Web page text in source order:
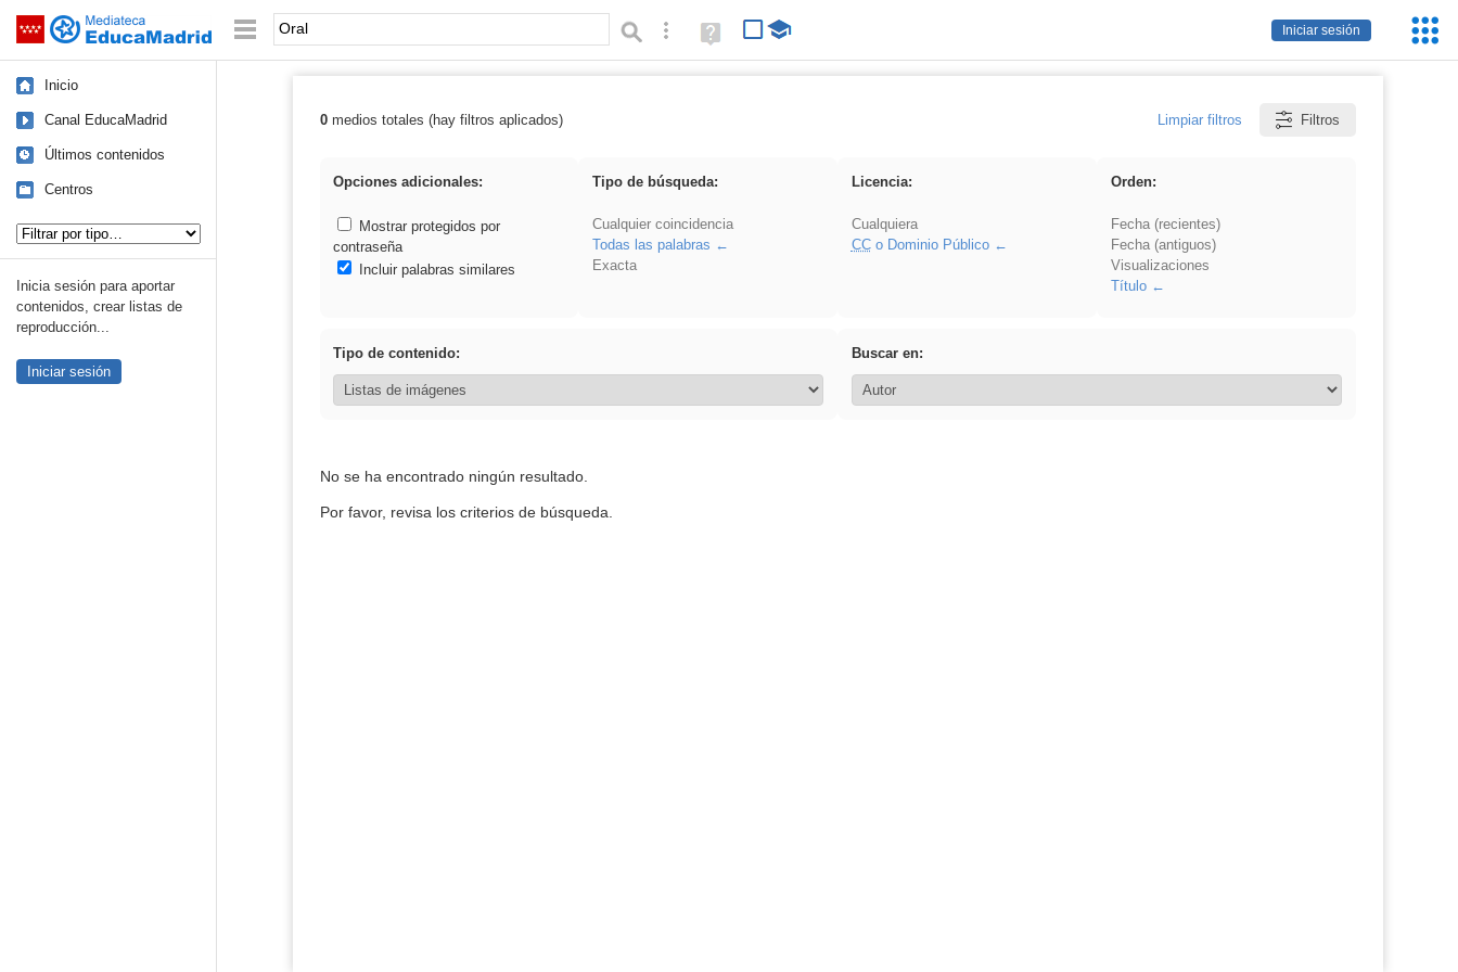
Saltar navegación
Iniciar sesión
Palabra o frase: Búsqueda avanzada
Ayuda
(en
Inicio
Canal EducaMadrid
Últimos contenidos
Centros
Inicia sesión para aportar
contenidos, crear listas de
reproducción...
Iniciar sesión
Resultados de: Oral
0medios totales (hay filtros aplicados) Limpiar filtros Filtros
Opciones adicionales:
Mostrar protegidos por
contraseña
Incluir palabras similares
Tipo de búsqueda:
Cualquier coincidencia
Todas las palabras
Exacta
Licencia:
Cualquiera
CCo Dominio Público
Orden:
Fecha (recientes)
Fecha (antiguos)
Visualizaciones
Título
Tipo de contenido: Buscar en:
No se ha encontrado ningún resultado.
Por favor, revisa los criterios de búsqueda.